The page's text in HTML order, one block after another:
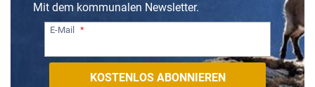
Mit dem kommunalen Newsletter.
E-Mail